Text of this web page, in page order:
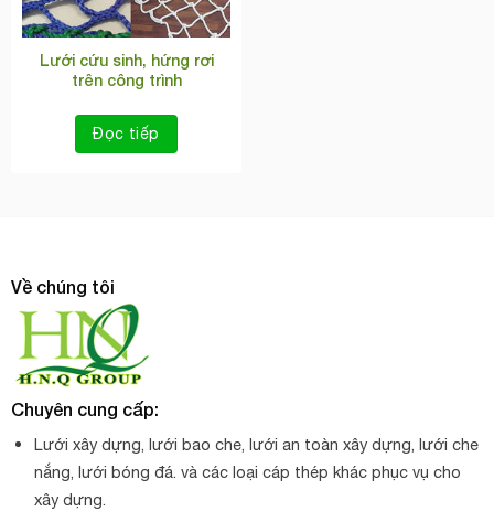
Lưới cứu sinh, hứng rơi
trên công trình
Đọc tiếp
Về chúng tôi
Chuyên cung cấp:
Lưới xây dựng, lưới bao che, lưới an toàn xây dựng, lưới che
nắng, lưới bóng đá. và các loại cáp thép khác phục vụ cho
xây dựng.